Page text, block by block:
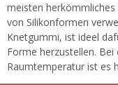
meisten
von Silikonformen
Knetgummi, ist ideel
Forme herzustellen.
Raumtemperatur ist es